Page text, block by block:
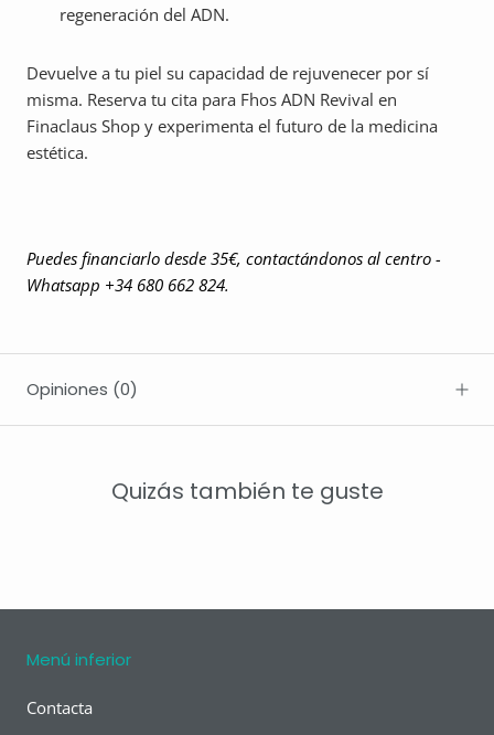
regeneración del ADN.
Devuelve a tu piel su capacidad de rejuvenecer por sí
misma. Reserva tu cita para Fhos ADN Revival en
Finaclaus Shop y experimenta el futuro de la medicina
estética.
Puedes financiarlo desde 35€, contactándonos al centro -
Whatsapp +34 680 662 824.
Opiniones (0)
Quizás también te guste
Menú inferior
Contacta